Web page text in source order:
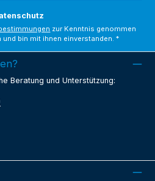
zur Kenntnis genommen
und bin mit ihnen einverstanden. *
Beratung und Unterstützung: